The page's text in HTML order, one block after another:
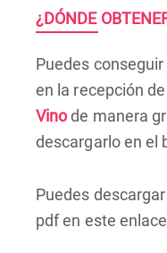
¿DÓNDE
Puedes
en la recepción de
Vinode manera
descargarlo en el
Puedes
pdf en este